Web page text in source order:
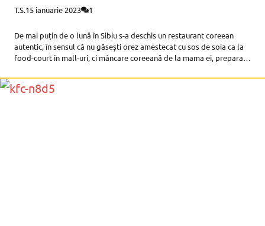
T.S.15 ianuarie 2023 1
De mai puțin de o lună în Sibiu s-a deschis un restaurant coreean
autentic, în sensul că nu găsești orez amestecat cu sos de soia ca la
food-court în mall-uri, ci mâncare coreeană de la mama ei, preparată